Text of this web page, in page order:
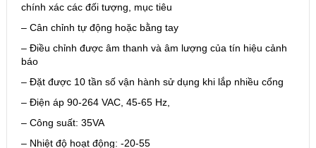
chính xác các đối tượng, mục tiêu
– Cân chỉnh tự động hoặc bằng tay
– Điều chỉnh được âm thanh và âm lượng của tín hiệu cảnh
báo
– Đặt được 10 tần số vận hành sử dụng khi lắp nhiều cổng
– Điện áp 90-264 VAC, 45-65 Hz,
– Công suất: 35VA
– Nhiệt độ hoạt động: -20-55